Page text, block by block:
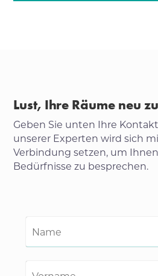
Lust, Ihre Räume neu
Geben Sie unten Ihre
unserer Experten wird sich
Verbindung setzen, um
Bedürfnisse zu besprechen.